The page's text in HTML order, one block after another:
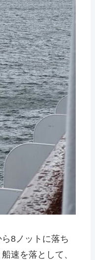
8ノットに落ち
速を落として、